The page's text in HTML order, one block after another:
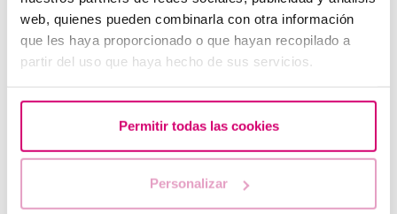
web, quienes pueden combinarla con otra información
que les haya proporcionado o que hayan recopilado a
partir del uso que haya hecho de sus servicios.
Permitir todas las cookies
Personalizar
Le létrozole, la meilleure alternative pour induire
l’ovaire polykystique.